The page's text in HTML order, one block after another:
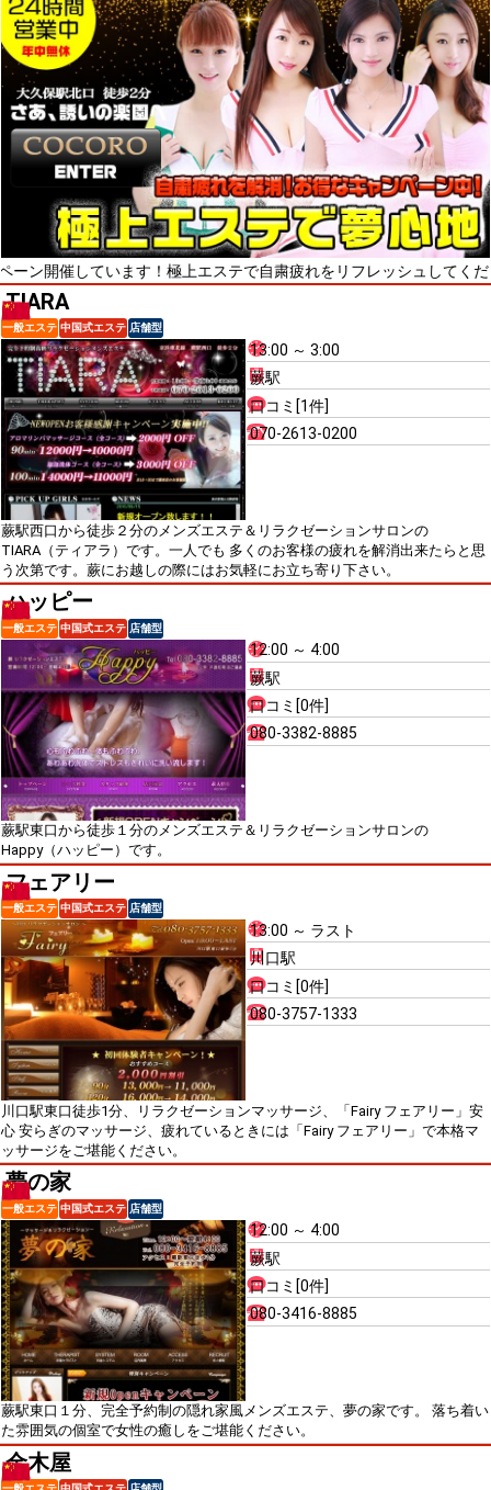
しています！極上エステで自粛疲れをリフレッシュしてください！
TIARA
一般エステ 中国式エステ 店舗型
13:00 ～ 3:00
蕨駅
口コミ[1件]
070-2613-0200
蕨駅西口から徒歩２分のメンズエステ＆リラクゼーションサロンの
TIARA（ティアラ）です。一人でも 多くのお客様の疲れを解消出来たらと思
う次第です。蕨にお越しの際にはお気軽にお立ち寄り下さい。
ハッピー
一般エステ 中国式エステ 店舗型
12:00 ～ 4:00
蕨駅
口コミ[0件]
080-3382-8885
蕨駅東口から徒歩１分のメンズエステ＆リラクゼーションサロンの
Happy（ハッピー）です。
フェアリー
一般エステ 中国式エステ 店舗型
13:00 ～ ラスト
川口駅
口コミ[0件]
080-3757-1333
川口駅東口徒歩1分、リラクゼーションマッサージ、「Fairy フェアリー」安
心 安らぎのマッサージ、疲れているときには「Fairy フェアリー」で本格マ
ッサージをご堪能ください。
夢の家
一般エステ 中国式エステ 店舗型
12:00 ～ 4:00
蕨駅
口コミ[0件]
080-3416-8885
蕨駅東口１分、完全予約制の隠れ家風メンズエステ、夢の家です。 落ち着い
た雰囲気の個室で女性の癒しをご堪能ください。
金木屋